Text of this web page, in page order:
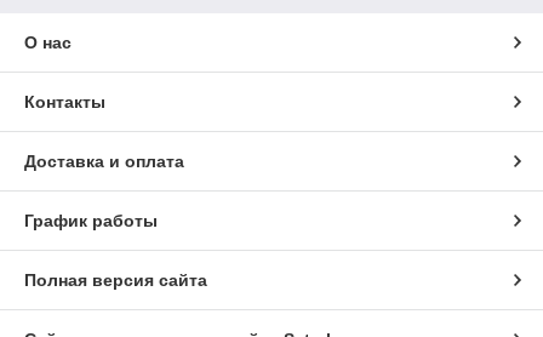
О нас
Контакты
Доставка и оплата
График работы
Полная версия сайта